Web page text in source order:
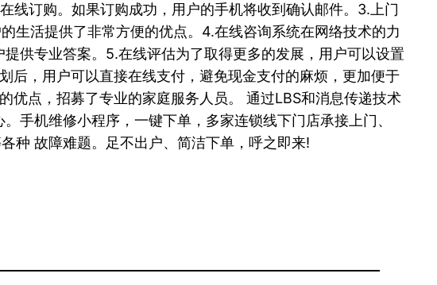
线订购。如果订购成功，用户的手机将收到确认邮件。3.上门
生活提供了非常方便的优点。4.在线咨询系统在网络技术的力
供专业答案。5.在线评估为了取得更多的发展，用户可以设置
后，用户可以直接在线支付，避免现金支付的麻烦，更加便于
优点，招募了专业的家庭服务人员。 通过LBS和消息传递技术
手机维修小程序，一键下单，多家连锁线下门店承接上门、
种 故障难题。足不出户、简洁下单，呼之即来!